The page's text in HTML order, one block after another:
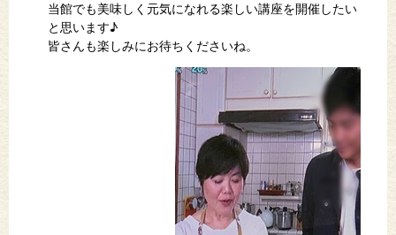
当館でも美味しく元気になれる楽しい講座を開催したい
と思います♪
皆さんも楽しみにお待ちくださいね。